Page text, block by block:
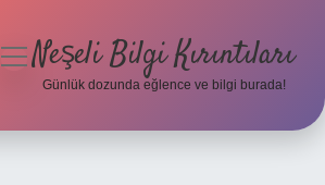
menüyüNeşeli Bilgi Kırıntıları
Günlük dozunda eğlence ve bilgi burada!